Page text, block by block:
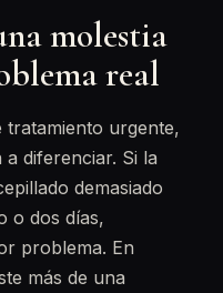
molestia
real
tratamiento urgente,
diferenciar. Si la
demasiado
o dos días,
problema. En
más de una